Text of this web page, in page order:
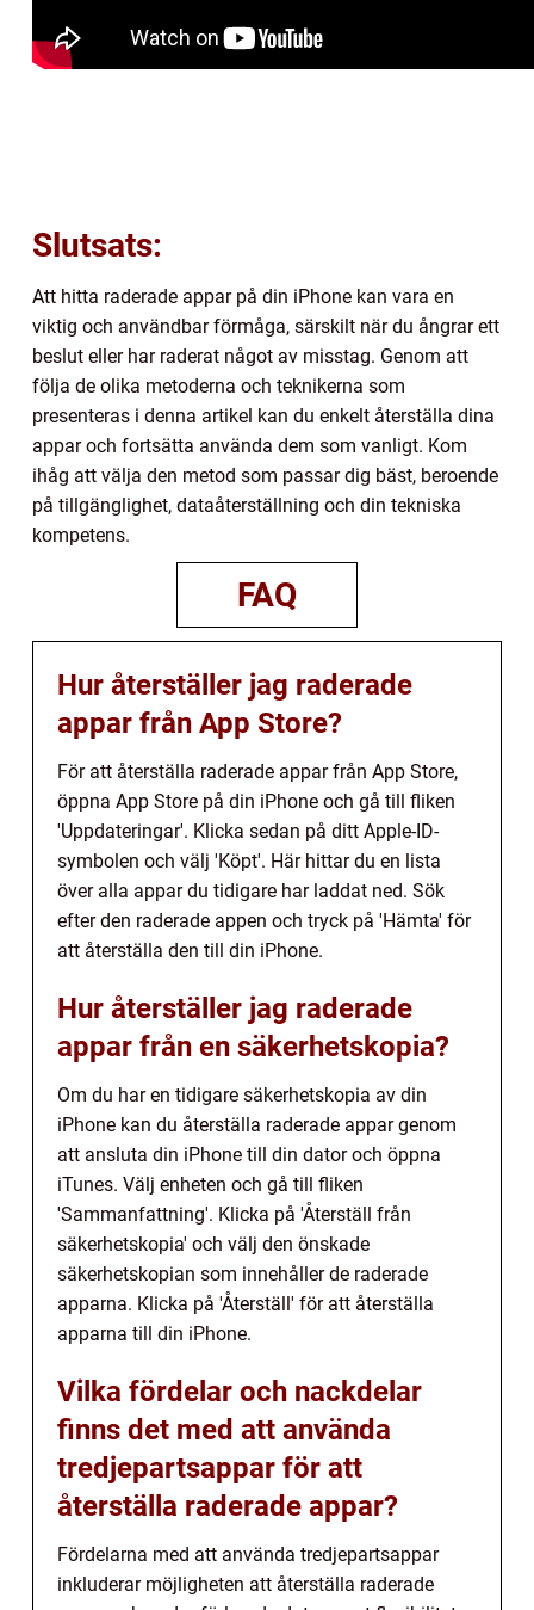
Slutsats:
Att hitta raderade appar på din iPhone kan vara en
viktig och användbar förmåga, särskilt när du ångrar ett
beslut eller har raderat något av misstag. Genom att
följa de olika metoderna och teknikerna som
presenteras i denna artikel kan du enkelt återställa dina
appar och fortsätta använda dem som vanligt. Kom
ihåg att välja den metod som passar dig bäst, beroende
på tillgänglighet, dataåterställning och din tekniska
kompetens.
FAQ
Hur återställer jag raderade
appar från App Store?
För att återställa raderade appar från App Store,
öppna App Store på din iPhone och gå till fliken
'Uppdateringar'. Klicka sedan på ditt Apple-ID-
symbolen och välj 'Köpt'. Här hittar du en lista
över alla appar du tidigare har laddat ned. Sök
efter den raderade appen och tryck på 'Hämta' för
att återställa den till din iPhone.
Hur återställer jag raderade
appar från en säkerhetskopia?
Om du har en tidigare säkerhetskopia av din
iPhone kan du återställa raderade appar genom
att ansluta din iPhone till din dator och öppna
iTunes. Välj enheten och gå till fliken
'Sammanfattning'. Klicka på 'Återställ från
säkerhetskopia' och välj den önskade
säkerhetskopian som innehåller de raderade
apparna. Klicka på 'Återställ' för att återställa
apparna till din iPhone.
Vilka fördelar och nackdelar
finns det med att använda
tredjepartsappar för att
återställa raderade appar?
Fördelarna med att använda tredjepartsappar
inkluderar möjligheten att återställa raderade